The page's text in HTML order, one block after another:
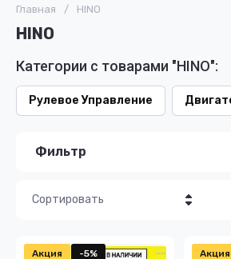
Главная / HINO
HINO
Категории с товарами "HINO":
Рулевое Управление
Фильтр
Сортировать
Акция -5% Акция